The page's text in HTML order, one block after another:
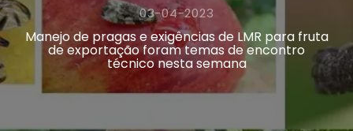
03-04-2023
Manejo de pragas e exigências de LMR para fruta
de exportação foram temas de encontro
técnico nesta semana